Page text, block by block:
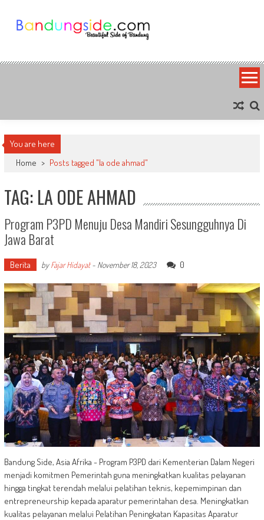
content
Bandung Side
You are here
Home > Posts tagged "la ode ahmad"
TAG: LA ODE AHMAD
Program P3PD Menuju Desa Mandiri Sesungguhnya Di
Jawa Barat
Berita byFajar Hidayat- November 18, 2023 0
Bandung Side, Asia Afrika - Program P3PD dari Kementerian Dalam Negeri
menjadi komitmen Pemerintah guna meningkatkan kualitas pelayanan
hingga tingkat terendah melalui pelatihan teknis, kepemimpinan dan
entrepreneurship kepada aparatur pemerintahan desa. Meningkatkan
kualitas pelayanan melalui Pelatihan Peningkatan Kapasitas Aparatur